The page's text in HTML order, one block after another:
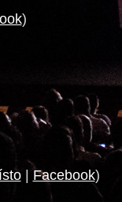
)
| Facebook)